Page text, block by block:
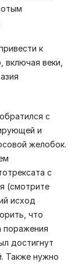
к
веки,
с
и
желобок.
с
(смотрите
исход
что
поражения
достигнут
Также нужно